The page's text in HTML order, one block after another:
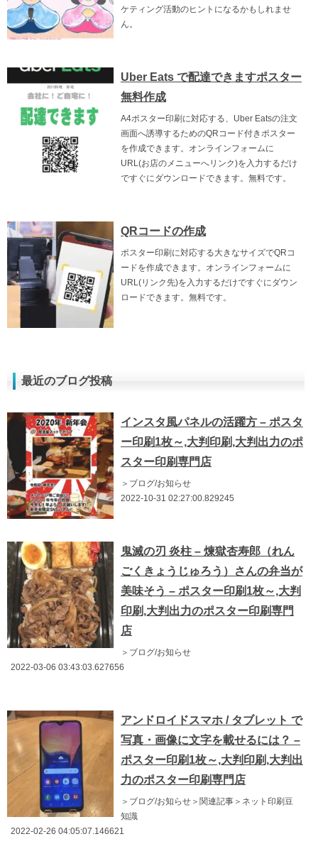
ケティング活動のヒントになるかもしれませ
ん。
Uber Eats で配達できますポスター
無料作成
A4ポスター印刷に対応する、Uber Eatsの注文
画面へ誘導するためのQRコード付きポスター
を作成できます。オンラインフォームに
URL(お店のメニューへリンク)を入力するだけ
ですぐにダウンロードできます。無料です。
QRコードの作成
ポスター印刷に対応する大きなサイズでQRコ
ードを作成できます。オンラインフォームに
URL(リンク先)を入力するだけですぐにダウン
ロードできます。無料です。
最近のブログ投稿
インスタ風パネルの活躍方 – ポスタ
ー印刷1枚～,大判印刷,大判出力のポ
スター印刷専門店
＞ブログ/お知らせ
2022-10-31 02:27:00.829245
鬼滅の刃 炎柱 – 煉獄杏寿郎（れん
ごくきょうじゅろう）さんの弁当が
美味そう – ポスター印刷1枚～,大判
印刷,大判出力のポスター印刷専門
店
＞ブログ/お知らせ
2022-03-06 03:43:03.627656
アンドロイドスマホ / タブレット で
写真・画像に文字を載せるには？ –
ポスター印刷1枚～,大判印刷,大判出
力のポスター印刷専門店
＞ブログ/お知らせ＞関連記事＞ネット印刷豆
知識
2022-02-26 04:05:07.146621